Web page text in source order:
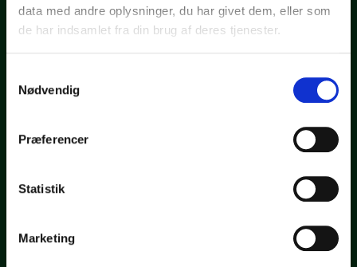
data med andre oplysninger, du har givet dem, eller som
de har indsamlet fra din brug af deres tjenester.
Nødvendig
Præferencer
Statistik
Marketing
KONTAKT OS
Informationer
CVR: 43539213
Kasse
Solceller